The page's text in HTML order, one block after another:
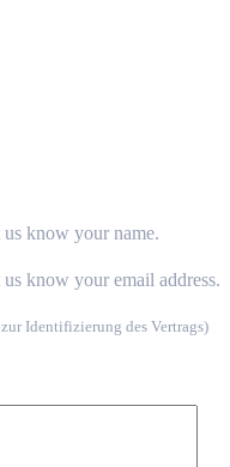
us know your name.
us know your email address.
Identifizierung des Vertrags)